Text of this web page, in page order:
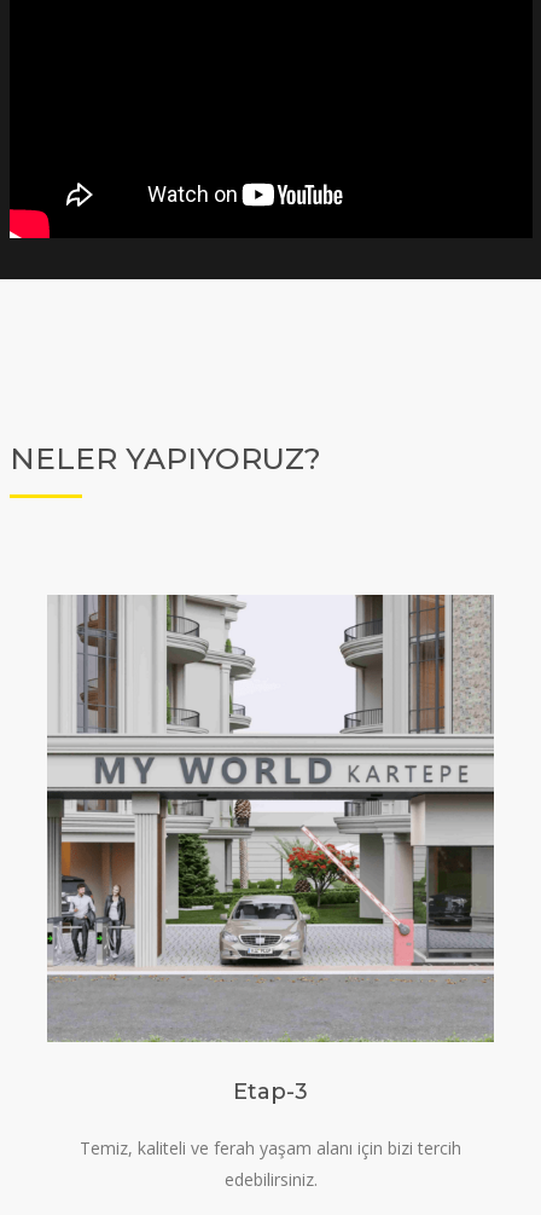
NELER YAPIYORUZ?
Etap-3
Temiz, kaliteli ve ferah yaşam alanı için bizi tercih
edebilirsiniz.